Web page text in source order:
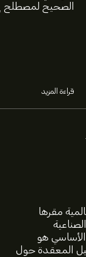
مقرها
الأساسي هو
المعقدة حول
الصحيح لمصطلح
قراءة المزيد